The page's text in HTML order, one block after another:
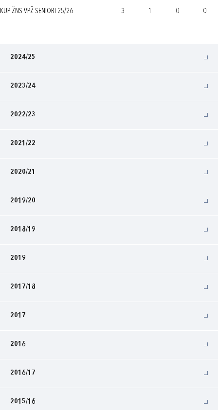
KUP ŽNS VPŽ SENIORI 25/26 3 1 0 0
2024/25
2023/24
2022/23
2021/22
2020/21
2019/20
2018/19
2019
2017/18
2017
2016
2016/17
2015/16